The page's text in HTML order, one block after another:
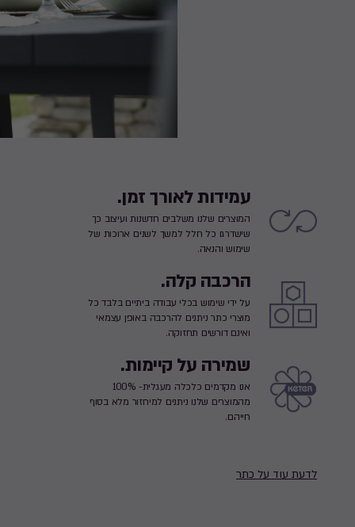
עמידות לאורך זמן.
המוצרים שלנו משלבים חדשנות ועיצוב כך
שישדרגו כל חלל למשך לשנים ארוכות של
שימוש והנאה.
הרכבה קלה.
על ידי שימוש בכלי עבודה ביתיים בלבד כל
מוצרי כתר ניתנים להרכבה באופן עצמאי
ואינם דורשים תחזוקה.
שמירה על קיימות.
אנו מקדמים כלכלה מעגלית- 100%
מהמוצרים שלנו ניתנים למיחזור מלא בסוף
חייהם.
לדעת עוד על כתר